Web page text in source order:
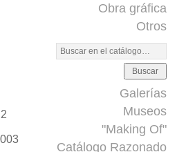
Obra gráfica
Otros
Buscar
Galerías
Museos
"Making Of"
Catálogo Razonado